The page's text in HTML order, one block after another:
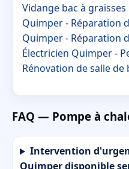
Vidange bac à
Quimper- Réparation
Quimper- Réparation
Électricien Quimper-
Rénovation de salle
FAQ — Pompe à
Intervention
Quimper disponible